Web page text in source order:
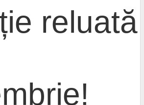
reluată